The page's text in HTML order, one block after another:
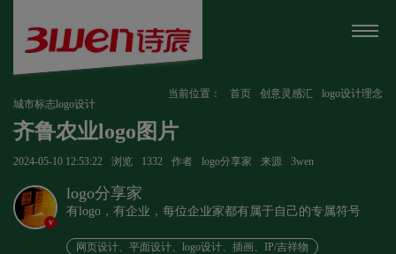
当前位置： 首页 创意灵感汇
logo设计理念
城市标志logo设计
齐鲁农业logo图片
2024-05-10 12:53:22 浏览 1332 作者 logo分享家 来源 3wen
v
logo分享家
有logo，有企业，每位企业家都有属于自己的专属符号
网页设计、平面设计、logo设计、插画、IP/吉祥物